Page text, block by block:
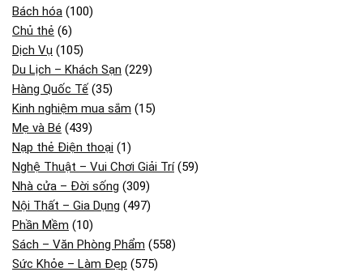
Bách hóa (100)
Chủ thẻ (6)
Dịch Vụ (105)
Du Lịch – Khách Sạn (229)
Hàng Quốc Tế (35)
Kinh nghiệm mua sắm (15)
Mẹ và Bé (439)
Nạp thẻ Điện thoại (1)
Nghệ Thuật – Vui Chơi Giải Trí(59)
Nhà cửa – Đời sống (309)
Nội Thất – Gia Dụng (497)
Phần Mềm (10)
Sách – Văn Phòng Phẩm (558)
Sức Khỏe – Làm Đẹp (575)